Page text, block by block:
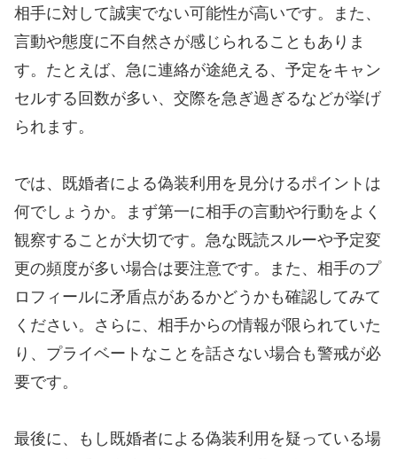
相手に対して誠実でない可能性が高いです。また、
言動や態度に不自然さが感じられることもありま
す。たとえば、急に連絡が途絶える、予定をキャン
セルする回数が多い、交際を急ぎ過ぎるなどが挙げ
られます。
では、既婚者による偽装利用を見分けるポイントは
何でしょうか。まず第一に相手の言動や行動をよく
観察することが大切です。急な既読スルーや予定変
更の頻度が多い場合は要注意です。また、相手のプ
ロフィールに矛盾点があるかどうかも確認してみて
ください。さらに、相手からの情報が限られていた
り、プライベートなことを話さない場合も警戒が必
要です。
最後に、もし既婚者による偽装利用を疑っている場